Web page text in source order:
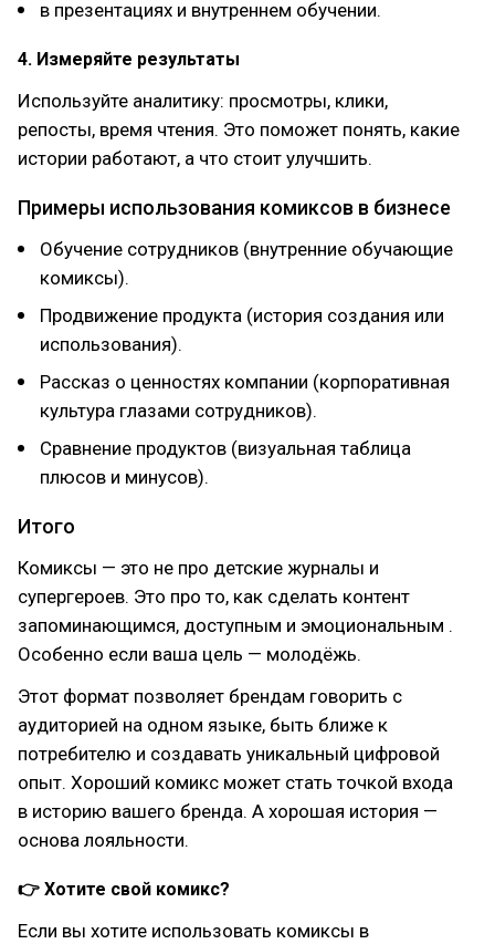
в презентациях и внутреннем обучении.
4. Измеряйте результаты
Используйте аналитику: просмотры, клики,
репосты, время чтения. Это поможет понять, какие
истории работают, а что стоит улучшить.
Примеры использования комиксов в бизнесе
Обучение сотрудников (внутренние обучающие
комиксы).
Продвижение продукта (история создания или
использования).
Рассказ о ценностях компании (корпоративная
культура глазами сотрудников).
Сравнение продуктов (визуальная таблица
плюсов и минусов).
Итого
Комиксы — это не про детские журналы и
супергероев. Это про то, как сделать контент
запоминающимся, доступным и эмоциональным .
Особенно если ваша цель — молодёжь.
Этот формат позволяет брендам говорить с
аудиторией на одном языке, быть ближе к
потребителю и создавать уникальный цифровой
опыт. Хороший комикс может стать точкой входа
в историю вашего бренда. А хорошая история —
основа лояльности.
👉 Хотите свой комикс?
Если вы хотите использовать комиксы в